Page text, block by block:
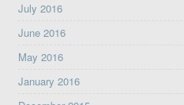
July 2016
June 2016
May 2016
January 2016